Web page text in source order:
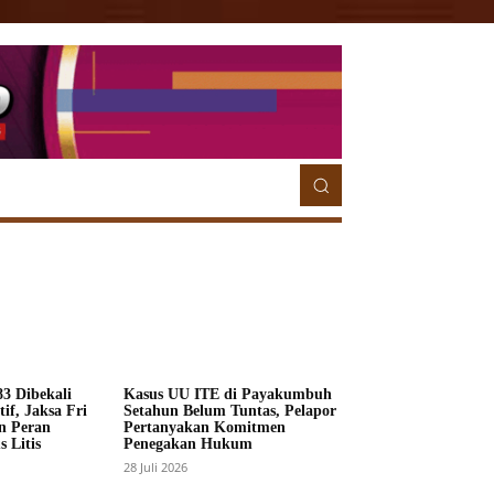
Dibekali
Jaksa Fri
Peran
Litis
Kasus UU ITE di Payakumbuh
Setahun Belum Tuntas, Pelapor
Pertanyakan Komitmen
Penegakan Hukum
28 Juli 2026